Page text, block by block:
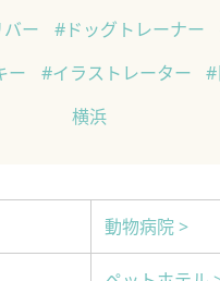
バー
#ドッグトレーナー
ー
#イラストレーター #
横浜
動物病院 >